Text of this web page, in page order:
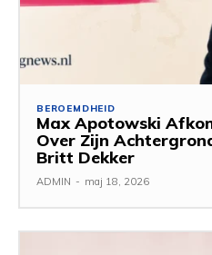
BEROEMDHEID
Max Apotowski
Over Zijn
Britt Dekker
ADMIN - maj 18, 2026